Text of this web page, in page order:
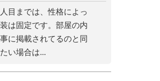
目までは、性格によっ
は固定です。部屋の内
に掲載されてるのと同
い場合は...